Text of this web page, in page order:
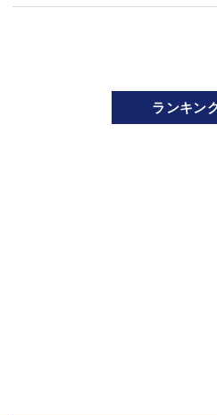
ランキン